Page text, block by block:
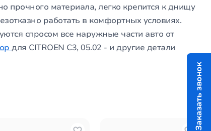
прочного материала, легко крепится к днищу
работать в комфортных условиях.
спросом все наружные части авто от
для CITROEN C3, 05.02 - и другие детали
Заказать звонок